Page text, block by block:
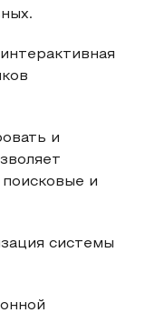
и
и
системы